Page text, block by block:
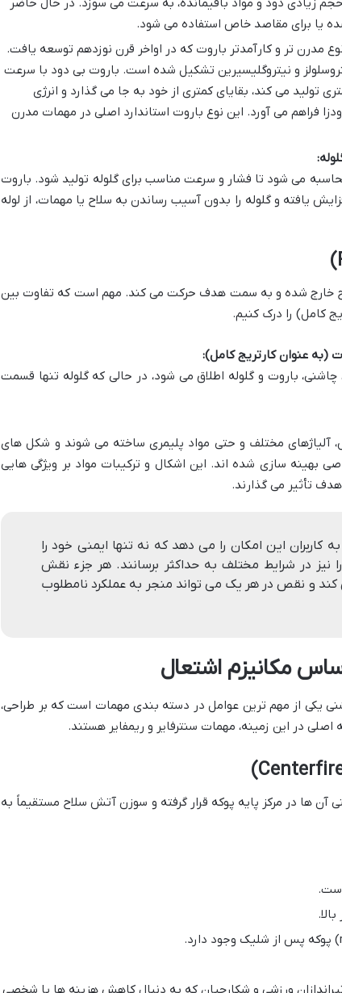
یا برای مقاصد خاص استفاده می شود.
مدرن تر و کارآمدتر باروت که در اواخر قرن نوزدهم توسعه یافت.
و نیتروگلیسیرین تشکیل شده است. باروت بی دود با سرعت
تولید می کند، بقایای کمتری از خود به جا می گذارد و انرژی
فراهم می آورد. این نوع باروت استاندارد اصلی در مهمات مدرن
می شود تا فشار و سرعت مناسب برای گلوله تولید شود. باروت
یافته و گلوله را بدون آسیب رساندن به سلاح یا مهمات، از لوله
خارج شده و به سمت هدف حرکت می کند. مهم است که تفاوت بین
کامل) را درک کنیم.
(به عنوان کارتریج کامل):
باروت و گلوله اطلاق می شود، در حالی که گلوله تنها قسمت
آلیاژهای مختلف و حتی مواد پلیمری ساخته می شوند و شکل های
بهینه سازی شده اند. این اشکال و ترکیبات مواد بر ویژگی هایی
هدف تأثیر می گذارند.
این امکان را می دهد که نه تنها ایمنی خود را
نیز در شرایط مختلف به حداکثر برسانند. هر جزء نقش
کند و نقص در هر یک می تواند منجر به عملکرد نامطلوب
مکانیزم اشتعال
یکی از مهم ترین عوامل در دسته بندی مهمات است که بر طراحی،
در این زمینه، مهمات سنترفایر و ریمفایر هستند.
ها در مرکز پایه پوکه قرار گرفته و سوزن آتش سلاح مستقیماً به